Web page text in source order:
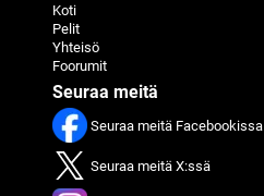
Koti
Pelit
Yhteisö
Foorumit
Seuraa meitä
Seuraa meitä Facebookissa
Seuraa meitä X:ssä